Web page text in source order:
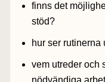
finns det
stöd?
hur ser rutinerna
vem utreder och